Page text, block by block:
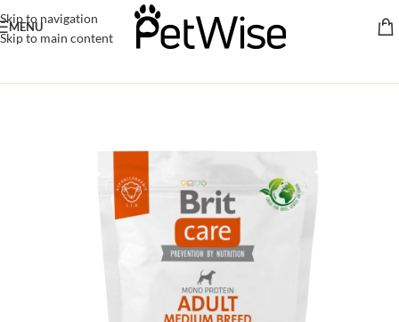
Skip to navigation
Skip to main content
MENU